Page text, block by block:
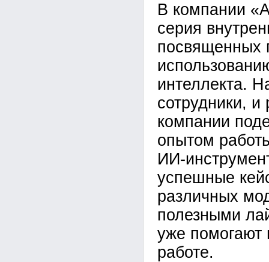
В компании
серия
посвященных
интеллекта.
сотрудники, и
компании
опытом
ИИ-
успешные
различных
полезными
уже помогают
работе.